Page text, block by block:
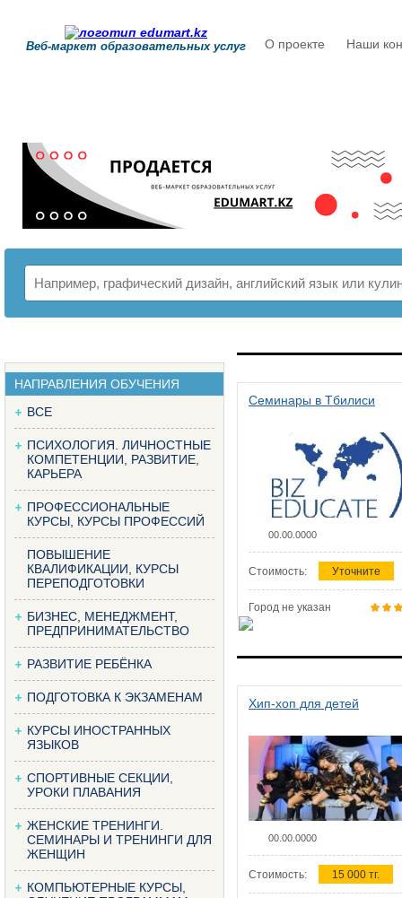
Веб-маркет образовательных услуг О проекте Наши
НАПРАВЛЕНИЯ ОБУЧЕНИЯ
ВСЕ
ПСИХОЛОГИЯ. ЛИЧНОСТНЫЕ
КОМПЕТЕНЦИИ, РАЗВИТИЕ,
КАРЬЕРА
ПРОФЕССИОНАЛЬНЫЕ
КУРСЫ, КУРСЫ ПРОФЕССИЙ
ПОВЫШЕНИЕ
КВАЛИФИКАЦИИ, КУРСЫ
ПЕРЕПОДГОТОВКИ
БИЗНЕС, МЕНЕДЖМЕНТ,
ПРЕДПРИНИМАТЕЛЬСТВО
РАЗВИТИЕ РЕБЁНКА
ПОДГОТОВКА К ЭКЗАМЕНАМ
КУРСЫ ИНОСТРАННЫХ
ЯЗЫКОВ
СПОРТИВНЫЕ СЕКЦИИ,
УРОКИ ПЛАВАНИЯ
ЖЕНСКИЕ ТРЕНИНГИ.
СЕМИНАРЫ И ТРЕНИНГИ ДЛЯ
ЖЕНЩИН
КОМПЬЮТЕРНЫЕ КУРСЫ,
Семинары в Тбилиси
00.00.0000
Стоимость: Уточните
Город не указан
Хип-хоп для детей
00.00.0000
Стоимость: 15 000 тг.